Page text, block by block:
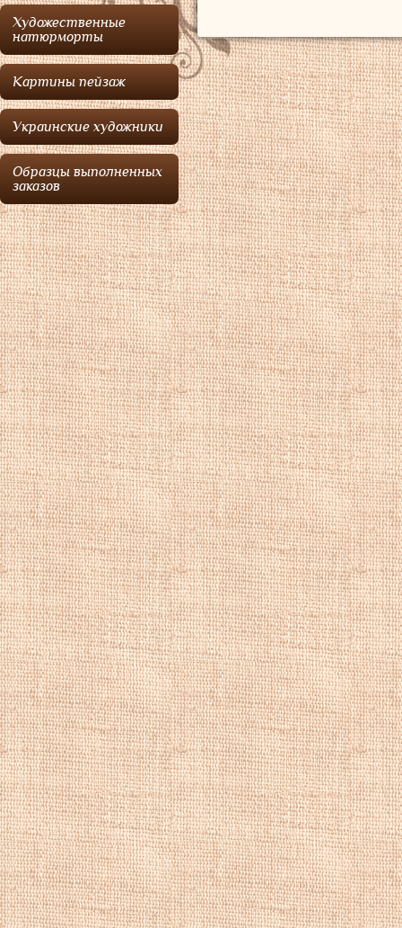
Художественные
натюрморты
Картины пейзаж
Украинские художники
Образцы выполненных
заказов